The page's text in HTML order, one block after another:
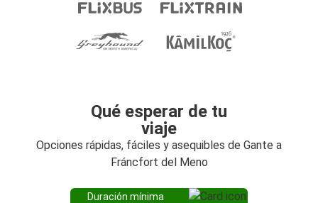
Qué esperar de tu
viaje
Opciones rápidas, fáciles y asequibles de Gante a
Fráncfort del Meno
Duración mínima